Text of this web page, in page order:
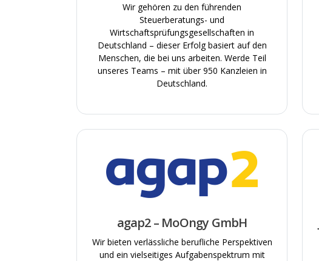
Wir gehören zu den führenden
Steuerberatungs- und
Wirtschaftsprüfungsgesellschaften in
Deutschland – dieser Erfolg basiert auf den
Menschen, die bei uns arbeiten. Werde Teil
unseres Teams – mit über 950 Kanzleien in
Deutschland.
agap2 – MoOngy GmbH
Wir bieten verlässliche berufliche Perspektiven
und ein vielseitiges Aufgabenspektrum mit